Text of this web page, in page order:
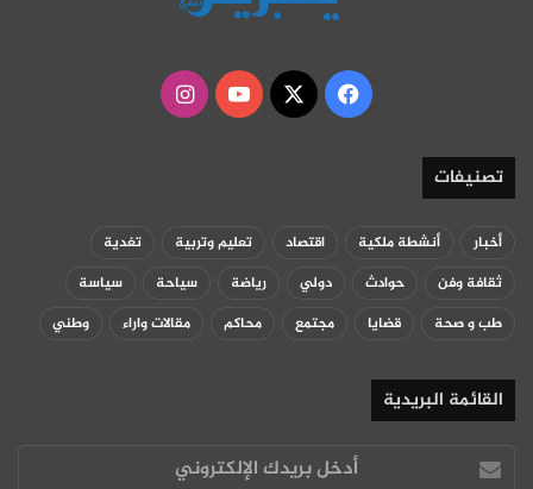
فيسبوك
‫X
‫YouTubeانستقرام
تصنيفات
أخبار أنشطة ملكية اقتصاد تعليم وتربية
تغدية
ثقافة وفن
حوادث دولي رياضة سياحة
سياسة
طب و صحة
قضايا مجتمع محاكم مقالات واراء وطني
القائمة البريدية
أدخل
بريدك